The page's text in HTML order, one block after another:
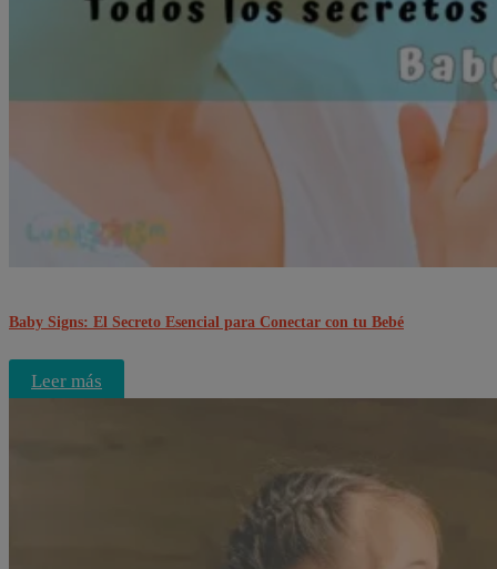
Baby Signs: El Secreto Esencial para Conectar con tu Bebé
Leer más